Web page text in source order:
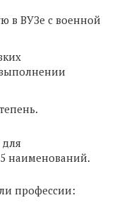
в ВУЗе с военной
наименований.
профессии: